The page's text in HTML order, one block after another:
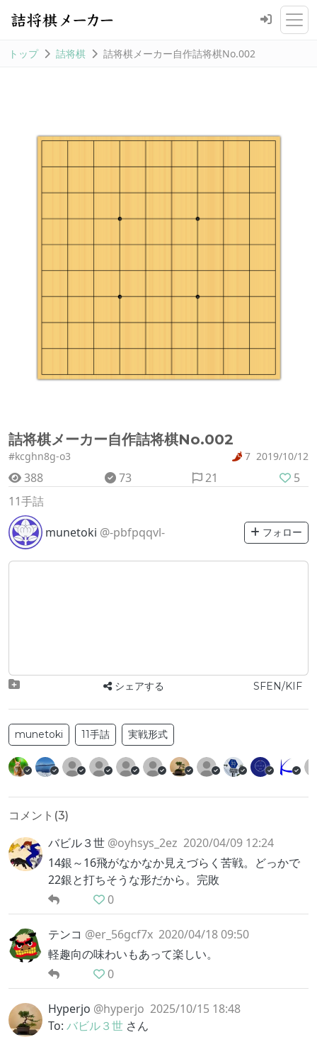
トップ 詰将棋 詰将棋メーカー自作詰将棋No.002
詰将棋メーカー自作詰将棋No.002
#kcghn8g-o3 7 2019/10/12
388 73 21
5
11手詰
munetoki @-pbfpqqvl- フォロー
シェアする SFEN/KIF
munetoki 11手詰 実戦形式
コメント(3)
バビル３世 @oyhsys_2ez 2020/04/09 12:24
14銀～16飛がなかなか見えづらく苦戦。どっかで
22銀と打ちそうな形だから。完敗
0
テンコ @er_56gcf7x 2020/04/18 09:50
軽趣向の味わいもあって楽しい。
0
Hyperjo @hyperjo 2025/10/15 18:48
To: バビル３世 さん